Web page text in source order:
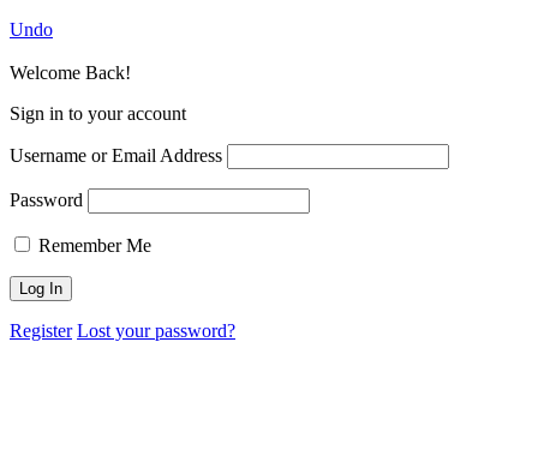
Undo
Welcome Back!
Sign in to your account
Username or Email Address
Password
Remember Me
Register Lost your password?